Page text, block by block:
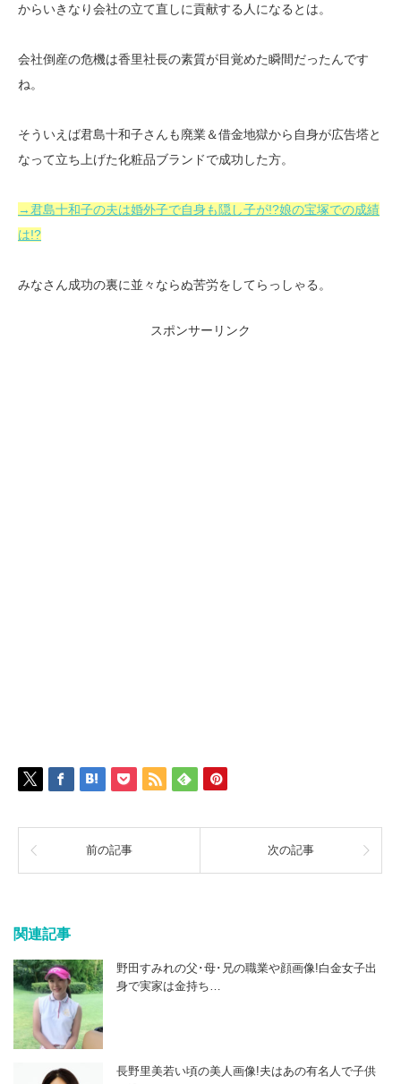
からいきなり会社の立て直しに貢献する人になるとは。
会社倒産の危機は香里社長の素質が目覚めた瞬間だったんです
ね。
そういえば君島十和子さんも廃業＆借金地獄から自身が広告塔と
なって立ち上げた化粧品ブランドで成功した方。
→君島十和子の夫は婚外子で自身も隠し子が!?娘の宝塚での成績
は!?
みなさん成功の裏に並々ならぬ苦労をしてらっしゃる。
スポンサーリンク
前の記事 次の記事
関連記事
野田すみれの父･母･兄の職業や顔画像!白金女子出
身で実家は金持ち…
長野里美若い頃の美人画像!夫はあの有名人で子供